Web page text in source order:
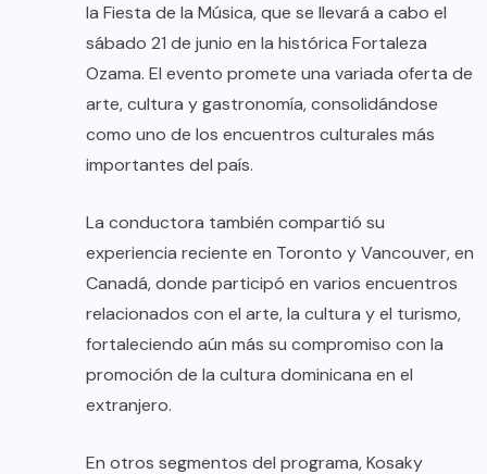
la Fiesta de la Música, que se llevará a cabo el
sábado 21 de junio en la histórica Fortaleza
Ozama. El evento promete una variada oferta de
arte, cultura y gastronomía, consolidándose
como uno de los encuentros culturales más
importantes del país.
La conductora también compartió su
experiencia reciente en Toronto y Vancouver, en
Canadá, donde participó en varios encuentros
relacionados con el arte, la cultura y el turismo,
fortaleciendo aún más su compromiso con la
promoción de la cultura dominicana en el
extranjero.
En otros segmentos del programa, Kosaky